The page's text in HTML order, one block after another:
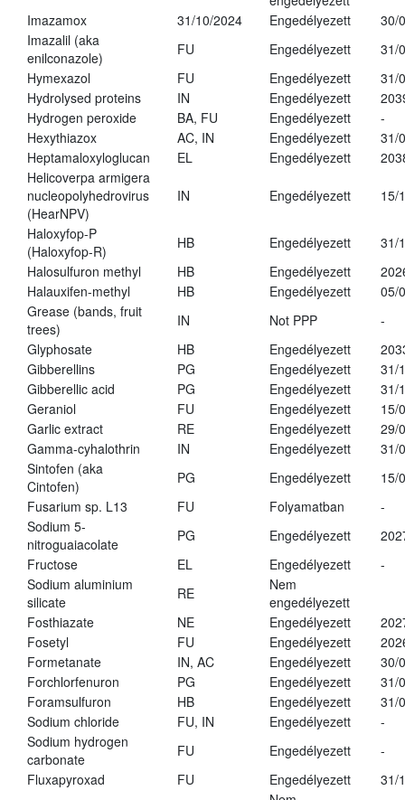
Imazamox
31/10/2024 Engedélyezett
30/
Imazalil (aka
enilconazole)
FU Engedélyezett
31/
Hymexazol
FU Engedélyezett
31/
Hydrolysed proteins
IN Engedélyezett
Hydrogen peroxide
BA, FU Engedélyezett
-
Hexythiazox
AC, IN Engedélyezett
31/
Heptamaloxyloglucan
EL Engedélyezett
Helicoverpa armigera
nucleopolyhedrovirus
(HearNPV)
IN Engedélyezett 15/
Haloxyfop-P
(Haloxyfop-R)
HB Engedélyezett
31/
Halosulfuron methyl
HB Engedélyezett
Halauxifen-methyl
HB Engedélyezett
05/
Grease (bands, fruit
trees)
IN Not PPP
-
Glyphosate
HB Engedélyezett
Gibberellins
PG Engedélyezett
31/
Gibberellic acid
PG Engedélyezett
31/
Geraniol
FU Engedélyezett
15/
Garlic extract
RE Engedélyezett
29/
Gamma-cyhalothrin
IN Engedélyezett
31/
Sintofen (aka
Cintofen)
PG Engedélyezett
15/
Fusarium sp. L13
FU Folyamatban
-
Sodium 5-
nitroguaiacolate
PG Engedélyezett
Fructose
EL Engedélyezett
-
Sodium aluminium
silicate
RE
Nem
engedélyezett
Fosthiazate
NE Engedélyezett
Fosetyl
FU Engedélyezett
Formetanate
IN, AC Engedélyezett
30/
Forchlorfenuron
PG Engedélyezett
31/
Foramsulfuron
HB Engedélyezett
31/
Sodium chloride
FU, IN Engedélyezett
-
Sodium hydrogen
carbonate
FU Engedélyezett
-
Fluxapyroxad
FU Engedélyezett
31/